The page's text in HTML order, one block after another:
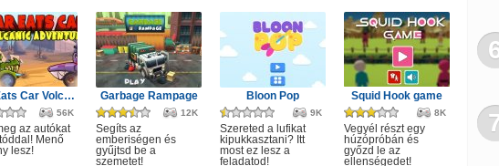
Car Eats Car Volcanic Adventure
56K
az autókat
Menő
lesz!
Garbage Rampage
12K
Segíts az
emberiségen és
gyűjtsd be a
szemetet!
Bloon Pop
9K
Szereted a lufikat
kipukkasztani? Itt
most ez lesz a
feladatod!
Squid Hook game
8K
Vegyél részt egy
húzópróbán és
győzd le az
ellenségedet!